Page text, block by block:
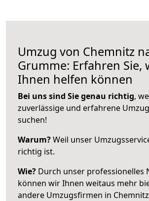
Umzug von Chemnitz
Grumme: Erfahren Sie,
Ihnen helfen können
Bei uns sind Sie genau richtig,
zuverlässige und erfahrene
suchen!
Warum?Weil unser
richtig ist.
Wie? Durch unser professionelles
können wir Ihnen weitaus mehr
andere Umzugsfirmen in